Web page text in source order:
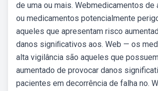
de uma ou mais. Webmedicamentos de
ou medicamentos potencialmente
aqueles que apresentam risco
danos signiﬁcativos aos. Web — os
alta vigilância são aqueles que
aumentado de provocar danos
pacientes em decorrência de falha no.